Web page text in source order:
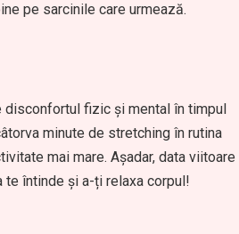
pe sarcinile care urmează.
fizic și mental în timpul
minute de stretching în rutina
mai mare. Așadar, data viitoare
întinde și a-ți relaxa corpul!